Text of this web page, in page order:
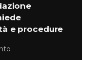
e procedure